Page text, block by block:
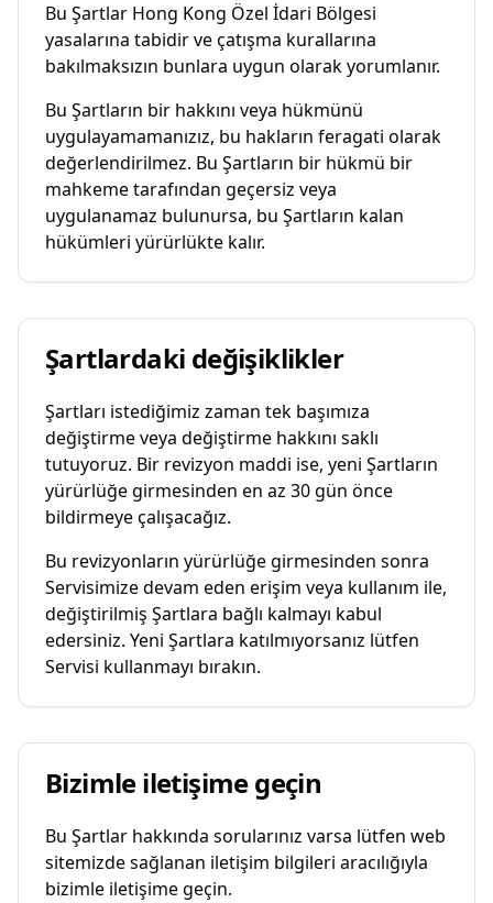
Bu Şartlar Hong Kong Özel İdari Bölgesi
yasalarına tabidir ve çatışma kurallarına
bakılmaksızın bunlara uygun olarak yorumlanır.
Bu Şartların bir hakkını veya hükmünü
uygulayamamanızız, bu hakların feragati olarak
değerlendirilmez. Bu Şartların bir hükmü bir
mahkeme tarafından geçersiz veya
uygulanamaz bulunursa, bu Şartların kalan
hükümleri yürürlükte kalır.
Şartlardaki değişiklikler
Şartları istediğimiz zaman tek başımıza
değiştirme veya değiştirme hakkını saklı
tutuyoruz. Bir revizyon maddi ise, yeni Şartların
yürürlüğe girmesinden en az 30 gün önce
bildirmeye çalışacağız.
Bu revizyonların yürürlüğe girmesinden sonra
Servisimize devam eden erişim veya kullanım ile,
değiştirilmiş Şartlara bağlı kalmayı kabul
edersiniz. Yeni Şartlara katılmıyorsanız lütfen
Servisi kullanmayı bırakın.
Bizimle iletişime geçin
Bu Şartlar hakkında sorularınız varsa lütfen web
sitemizde sağlanan iletişim bilgileri aracılığıyla
bizimle iletişime geçin.